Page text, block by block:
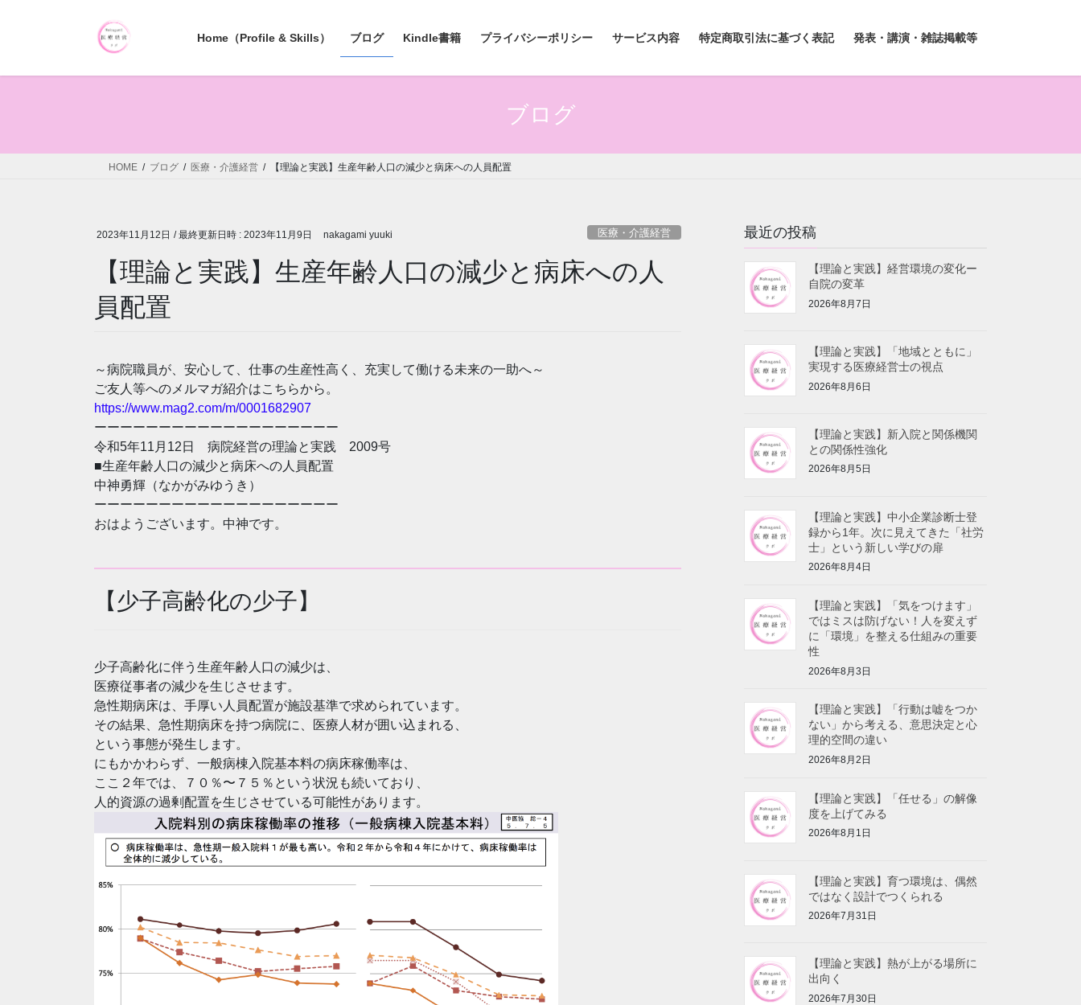
Home（Profile & Skills） ブログ Kindle書籍 プライバシーポリシー サービス内容 特定商取引法に基づく表記 発表・講演・雑誌掲載等
ブログ
HOME ブログ 医療・介護経営 【理論と実践】生産年齢人口の減少と病床への人員配置
2023年11月12日 / 最終更新日時 : 2023年11月9日 nakagami yuuki 医療・介護経営
【理論と実践】生産年齢人口の減少と病床への人
員配置
～病院職員が、安心して、仕事の生産性高く、充実して働ける未来の一助へ～
ご友人等へのメルマガ紹介はこちらから。
https://www.mag2.com/m/0001682907
ーーーーーーーーーーーーーーーーーーー
令和5年11月12日 病院経営の理論と実践 2009号
■生産年齢人口の減少と病床への人員配置
中神勇輝（なかがみゆうき）
ーーーーーーーーーーーーーーーーーーー
おはようございます。中神です。
【少子高齢化の少子】
少子高齢化に伴う生産年齢人口の減少は、
医療従事者の減少を生じさせます。
急性期病床は、手厚い人員配置が施設基準で求められています。
その結果、急性期病床を持つ病院に、医療人材が囲い込まれる、
という事態が発生します。
にもかかわらず、一般病棟入院基本料の病床稼働率は、
ここ２年では、７０％〜７５％という状況も続いており、
人的資源の過剰配置を生じさせている可能性があります。
最近の投稿
【理論と実践】経営環境の変化ー
自院の変革
2026年8月7日
【理論と実践】「地域とともに」
実現する医療経営士の視点
2026年8月6日
【理論と実践】新入院と関係機関
との関係性強化
2026年8月5日
【理論と実践】中小企業診断士登
録から1年。次に見えてきた「社労
士」という新しい学びの扉
2026年8月4日
【理論と実践】「気をつけます」
ではミスは防げない！人を変えず
に「環境」を整える仕組みの重要
性
2026年8月3日
【理論と実践】「行動は嘘をつか
ない」から考える、意思決定と心
理的空間の違い
2026年8月2日
【理論と実践】「任せる」の解像
度を上げてみる
2026年8月1日
【理論と実践】育つ環境は、偶然
ではなく設計でつくられる
2026年7月31日
【理論と実践】熱が上がる場所に
出向く
2026年7月30日